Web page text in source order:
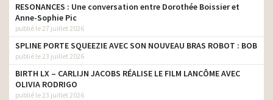
RESONANCES : Une conversation entre Dorothée Boissier et
Anne-Sophie Pic
publié le 27 juillet 2026
SPLINE PORTE SQUEEZIE AVEC SON NOUVEAU BRAS ROBOT : BOB
publié le 23 juillet 2026
BIRTH LX – CARLIJN JACOBS RÉALISE LE FILM LANCÔME AVEC
OLIVIA RODRIGO
publié le 23 juillet 2026